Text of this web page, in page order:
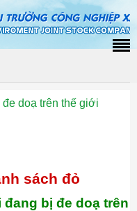
doạ trên thế giới
sách đỏ
bị đe doạ trên